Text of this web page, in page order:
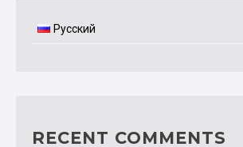
Русский
RECENT COMMENTS